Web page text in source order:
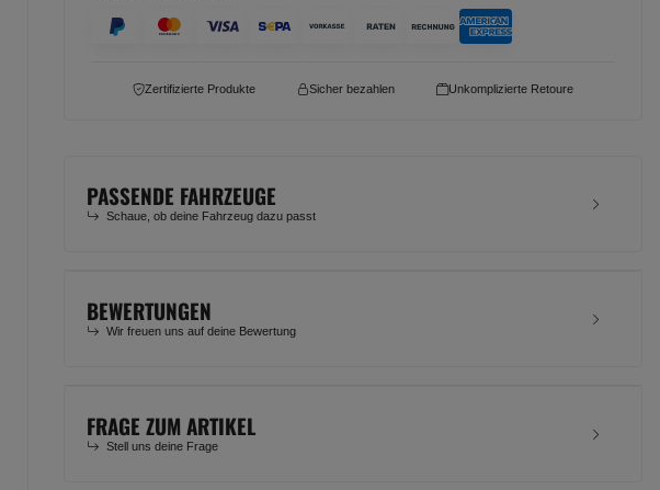
Zertifizierte Produkte Sicher bezahlen Unkomplizierte Retoure
PASSENDE FAHRZEUGE
Schaue, ob deine Fahrzeug dazu passt
BEWERTUNGEN
Wir freuen uns auf deine Bewertung
FRAGE ZUM ARTIKEL
Stell uns deine Frage